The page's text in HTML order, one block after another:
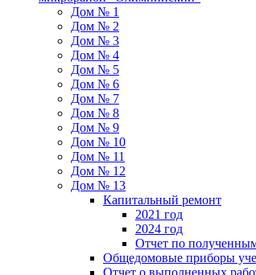
Дом № 1
Дом № 2
Дом № 3
Дом № 4
Дом № 5
Дом № 6
Дом № 7
Дом № 8
Дом № 9
Дом № 10
Дом № 11
Дом № 12
Дом № 13
Капитальный ремонт
2021 год
2024 год
Отчет по
Общедомовые приборы
Отчет о выполненных